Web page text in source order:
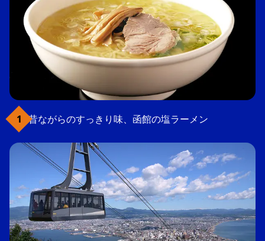
昔ながらのすっきり味、函館の塩ラーメン